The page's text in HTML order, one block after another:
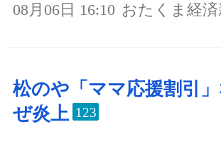
08月06日 16:10 おたくま経済
松のや「ママ応援割引
ぜ炎上 123